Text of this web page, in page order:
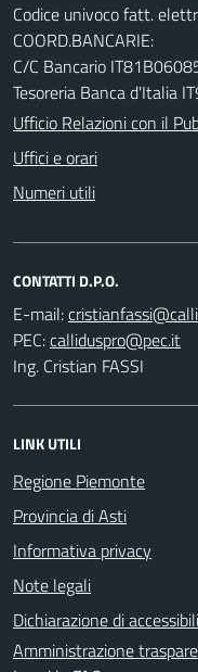
Codice univoco fatt.
COORD.BANCARIE:
C/C Bancario
Tesoreria Banca d'Italia
Ufficio Relazioni con il
Uffici e orari
Numeri utili
CONTATTI D.P.O.
E-mail:
PEC:
Ing. Cristian FASSI
LINK UTILI
Regione Piemonte
Provincia di Asti
Informativa privacy
Note legali
Dichiarazione di
Amministrazione